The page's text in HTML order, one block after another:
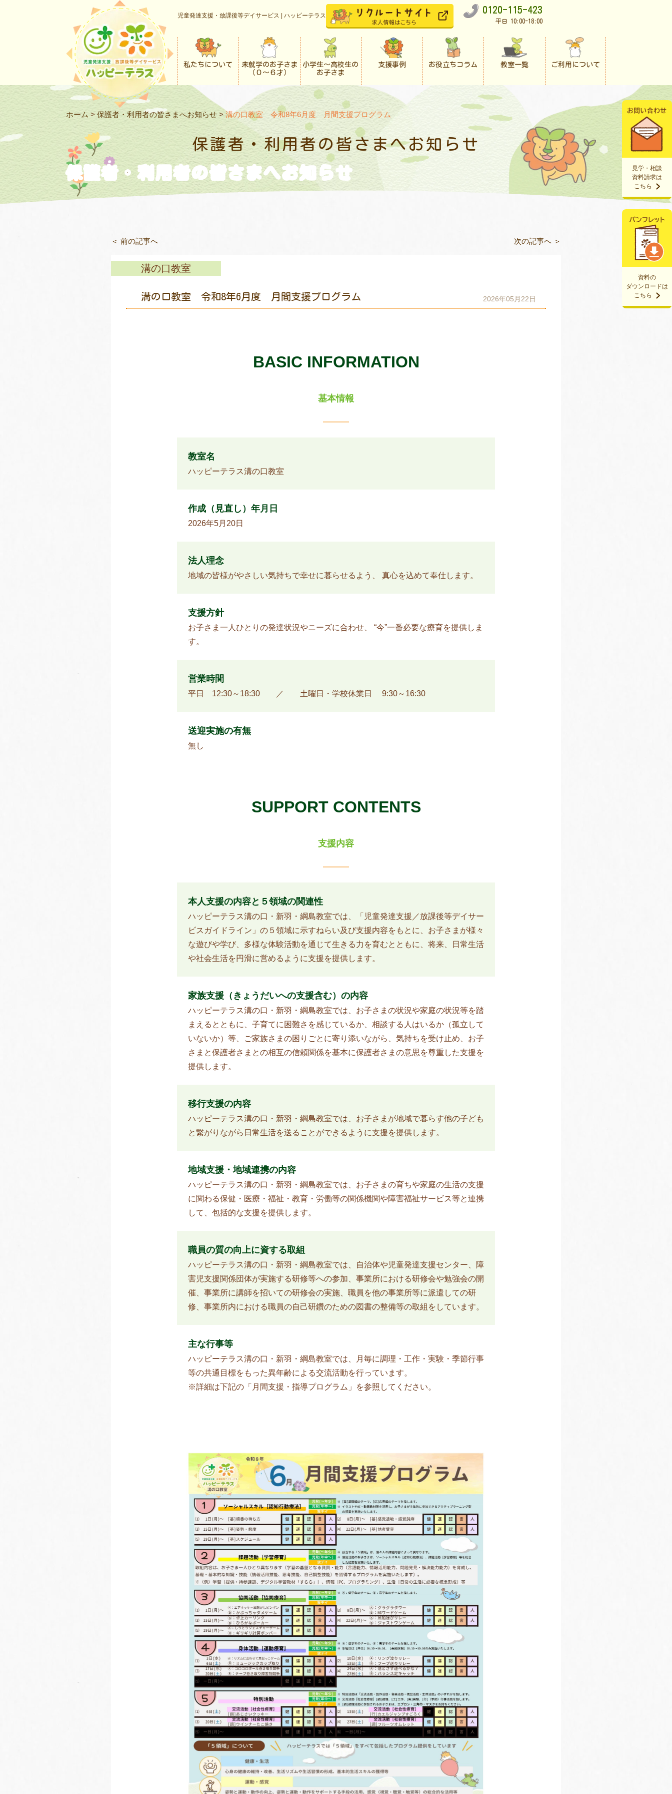
児童発達支援・放課後等デイサービス | ハッピーテラス
0120-115-423
平日 10:00-18:00
私たちについて
未就学のお子さま
（０〜６才）
小学生〜高校生の
お子さま
支援事例 お役立ちコラム 教室一覧 ご利用について
資料の
ダウンロードは
こちら
見学・相談
資料請求は
こちら
ホーム > 保護者・利用者の皆さまへお知らせ > 溝の口教室 令和8年6月度 月間支援プログラム
保護者・利用者の 皆さまへお知らせ
保護者・利用者の皆さまへお知らせ
＜ 前の記事へ 次の記事へ ＞
溝の口教室
溝の口教室 令和8年6月度 月間支援プログラム 2026年05月22日
BASIC INFORMATION
基本情報
教室名
ハッピーテラス溝の口教室
作成（見直し）年月日
2026年5月20日
法人理念
地域の皆様がやさしい気持ちで幸せに暮らせるよう、 真心を込めて奉仕します。
支援方針
お子さま一人ひとりの発達状況やニーズに合わせ、 “今”一番必要な療育を提供しま
す。
営業時間
平日 12:30～18:30 ／ 土曜日・学校休業日 9:30～16:30
送迎実施の有無
無し
SUPPORT CONTENTS
支援内容
本人支援の内容と５領域の関連性
ハッピーテラス溝の口・新羽・綱島教室では、「児童発達支援／放課後等デイサー
ビスガイドライン」の５領域に示すねらい及び支援内容をもとに、お子さまが様々
な遊びや学び、多様な体験活動を通じて生きる力を育むとともに、将来、日常生活
や社会生活を円滑に営めるように支援を提供します。
家族支援（きょうだいへの支援含む）の内容
ハッピーテラス溝の口・新羽・綱島教室では、お子さまの状況や家庭の状況等を踏
まえるとともに、子育てに困難さを感じているか、相談する人はいるか（孤立して
いないか）等、ご家族さまの困りごとに寄り添いながら、気持ちを受け止め、お子
さまと保護者さまとの相互の信頼関係を基本に保護者さまの意思を尊重した支援を
提供します。
移行支援の内容
ハッピーテラス溝の口・新羽・綱島教室では、お子さまが地域で暮らす他の子ども
と繋がりながら日常生活を送ることができるように支援を提供します。
地域支援・地域連携の内容
ハッピーテラス溝の口・新羽・綱島教室では、お子さまの育ちや家庭の生活の支援
に関わる保健・医療・福祉・教育・労働等の関係機関や障害福祉サービス等と連携
して、包括的な支援を提供します。
職員の質の向上に資する取組
ハッピーテラス溝の口・新羽・綱島教室では、自治体や児童発達支援センター、障
害児支援関係団体が実施する研修等への参加、事業所における研修会や勉強会の開
催、事業所に講師を招いての研修会の実施、職員を他の事業所等に派遣しての研
修、事業所内における職員の自己研鑽のための図書の整備等の取組をしています。
主な行事等
ハッピーテラス溝の口・新羽・綱島教室では、月毎に調理・工作・実験・季節行事
等の共通目標をもった異年齢による交流活動を行っています。
※詳細は下記の「月間支援・指導プログラム」を参照してください。